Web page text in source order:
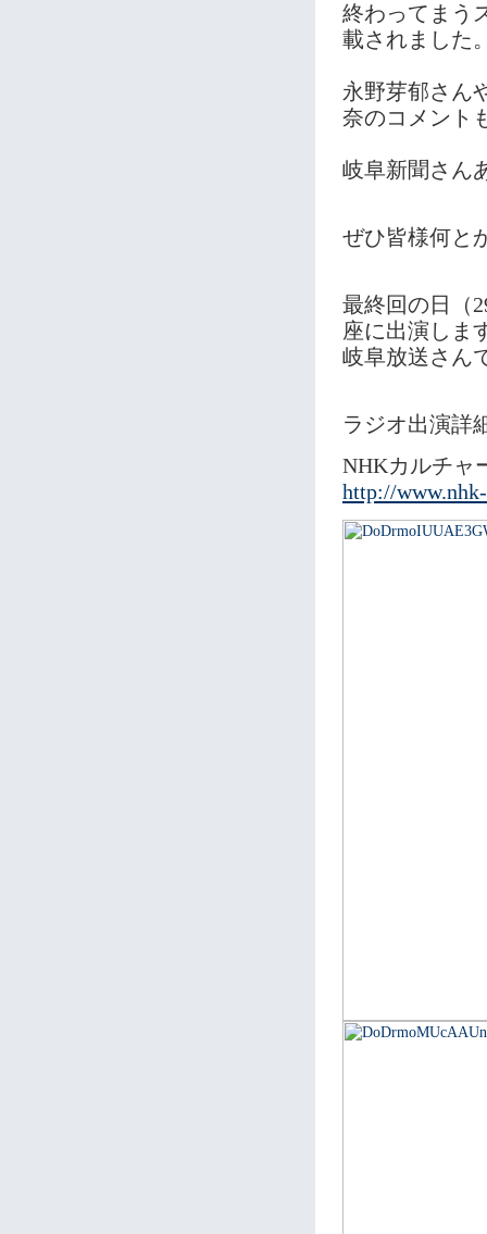
終わってまう
載されました
永野芽郁さん
奈のコメント
岐阜新聞さん
ぜひ皆様何と
最終回の日（
座に出演しま
岐阜放送さん
ラジオ出演詳
NHKカルチャ
http://